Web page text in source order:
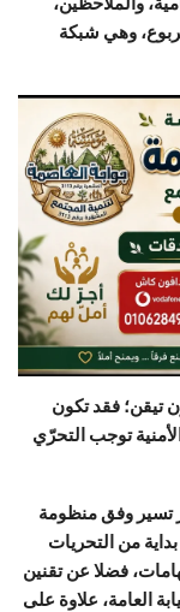
وهي شبكة
تيقن؛ فقد تكون
توجب التحرّي
تسير وفق منظومة
من التحريات
فضلا عن تقنين
العامة، علاوة على